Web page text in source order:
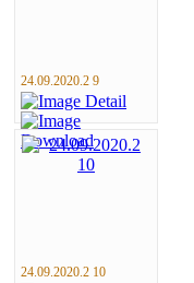
24.09.2020.2 9
24.09.2020.2 10